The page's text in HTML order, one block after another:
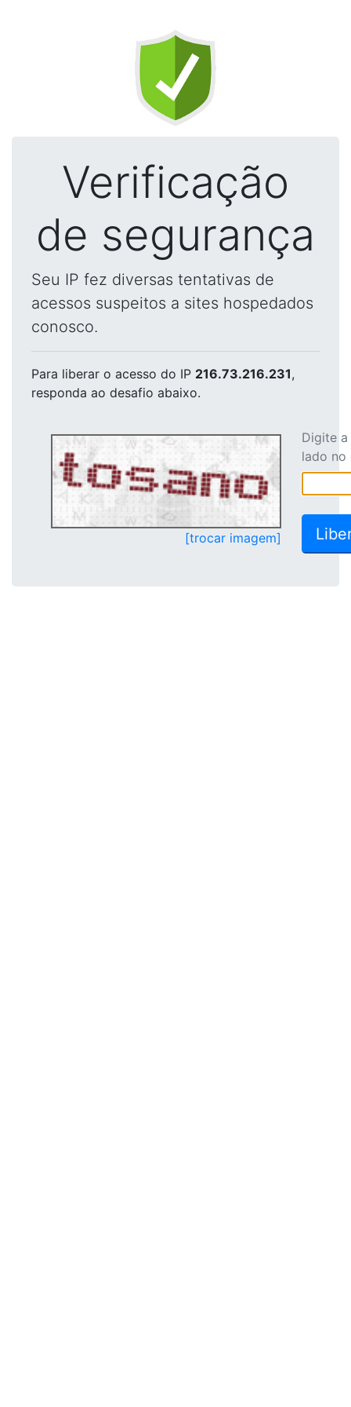
Verificação
de segurança
Seu IP fez diversas tentativas de
acessos suspeitos a sites hospedados
conosco.
Para liberar o acesso do IP 216.73.216.231,
responda ao desafio abaixo.
[trocar imagem]
Digite
lado no